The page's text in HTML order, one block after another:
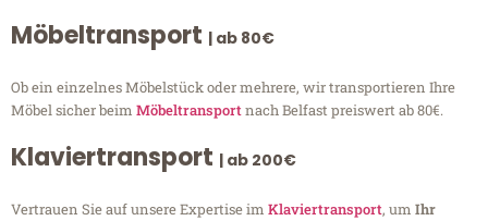
Möbeltransport | ab 80€
Ob ein einzelnes Möbelstück oder mehrere, wir transportieren Ihre
Möbel sicher beim Möbeltransportnach Belfast preiswert ab 80€.
Klaviertransport | ab 200€
Vertrauen Sie auf unsere Expertise im Klaviertransport, um Ihr